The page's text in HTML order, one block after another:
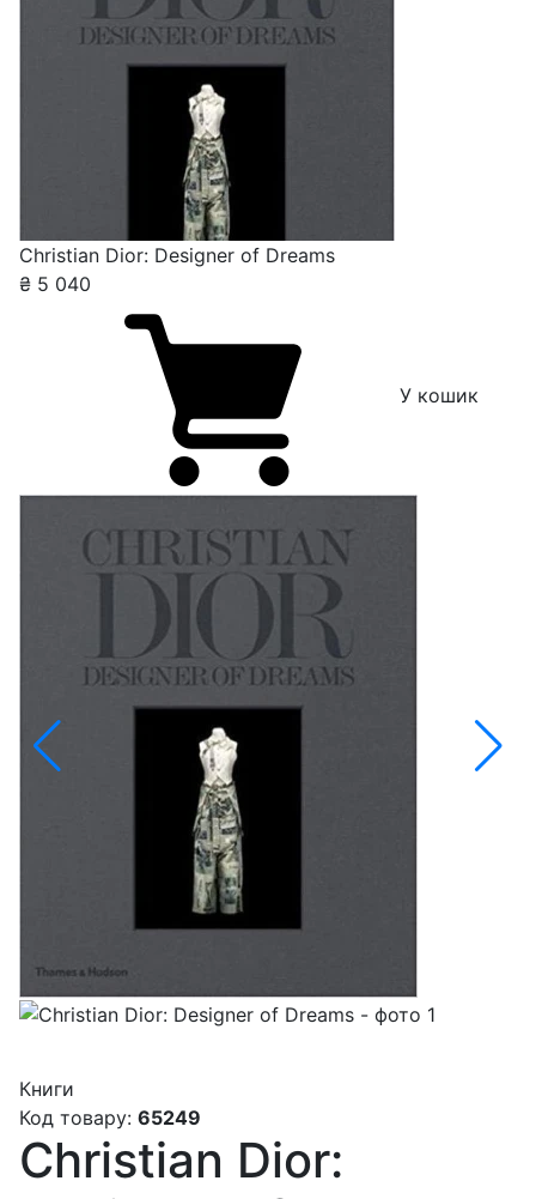
Christian Dior: Designer of Dreams
₴ 5 040
У кошик
Книги
Код товару: 65249
Christian Dior: